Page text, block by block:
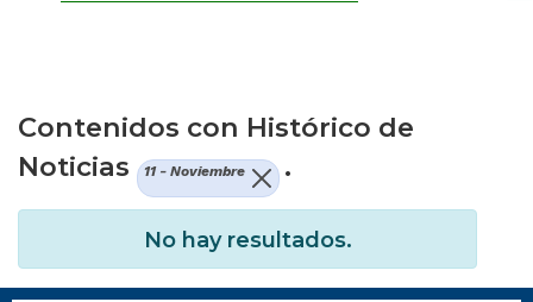
Contenidos con Histórico de
Noticias
11 - Noviembre .
No hay resultados.